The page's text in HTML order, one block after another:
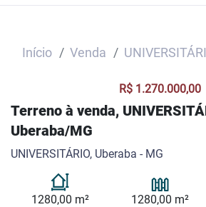
Início Venda
R$ 1.270.000,00
Terreno à venda,
Uberaba/MG
UNIVERSITÁRIO, Uberaba - MG
1280,00 m² 1280,00 m²